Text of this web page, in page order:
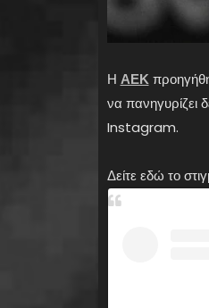
Η ΑΕΚ
να πανηγυρίζει
Instagram.
Δείτε εδώ το